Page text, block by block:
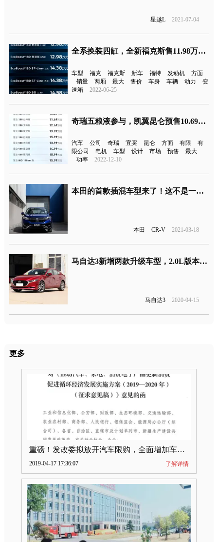
星越L 2021-07-04
全系换装四缸，全新福克斯售11.98万元起
车型 福克 福克斯 新车 福特 发动机
方面
销量
两厢 最大 售价 车身 车辆 动力
变
速箱
2022-06-25
奇瑞五粮液参与，凯翼昆仑预售10.69万元起
汽车 公司 奇瑞 宜宾 昆仑 方面 有限
有
限公司
电机 车型 设计 市场 预售
最大
功率
2022-12-10
本田的首款插混车型来了！这不是一台普通的CR-V
本田 CR-V 2021-03-18
马自达3新增两款升级车型，2.0L版本首入14万内
马自达3 2020-04-15
更多
重磅！发改委拟放开汽车限购，全面增加车牌指标
2019-04-17 17:36:07 了解详情